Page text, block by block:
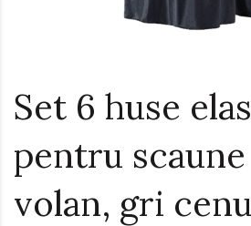
Set 6 huse
pentru
volan, gri